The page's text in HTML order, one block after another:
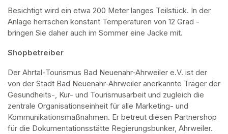
Besichtigt wird ein etwa 200 Meter langes Teilstück. In der
Anlage herrschen konstant Temperaturen von 12 Grad -
bringen Sie daher auch im Sommer eine Jacke mit.
Shopbetreiber
Der Ahrtal-Tourismus Bad Neuenahr-Ahrweiler e.V. ist der
von der Stadt Bad Neuenahr-Ahrweiler anerkannte Träger der
Gesundheits-, Kur- und Tourismusarbeit und zugleich die
zentrale Organisationseinheit für alle Marketing- und
Kommunikationsmaßnahmen. Er betreut diesen Partnershop
für die Dokumentationsstätte Regierungsbunker, Ahrweiler.